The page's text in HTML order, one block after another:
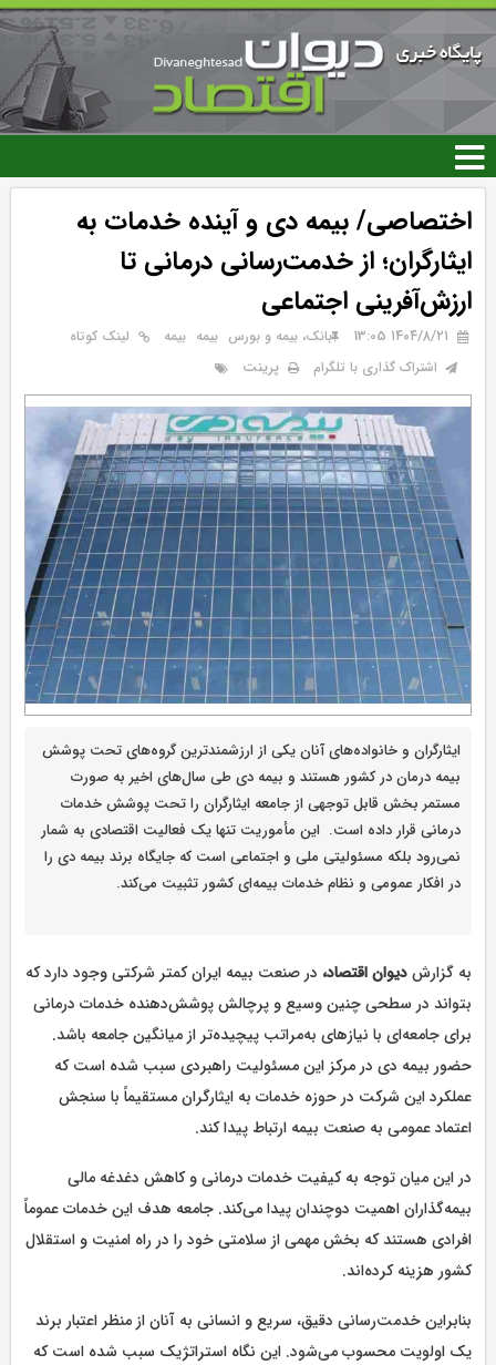
رفتن
محتوای
اصلی
اختصاصی/ بیمه دی و آینده خدمات به
ایثارگران؛ از خدمت‌رسانی درمانی تا
ارزش‌آفرینی اجتماعی
۱۴۰۴/۸/۲۱ 13:05 بانک، بیمه و بورس بيمه بیمه
لینک کوتاه
اشتراک گذاری با تلگرام
پرینت
ایثارگران و خانواده‌های آنان یکی از ارزشمندترین گروه‌های تحت پوشش
بیمه درمان در کشور هستند و بیمه دی طی سال‌های اخیر به صورت
مستمر بخش قابل توجهی از جامعه ایثارگران را تحت پوشش خدمات
درمانی قرار داده است. این مأموریت تنها یک فعالیت اقتصادی به شمار
نمی‌رود بلکه مسئولیتی ملی و اجتماعی است که جایگاه برند بیمه دی را
در افکار عمومی و نظام خدمات بیمه‌ای کشور تثبیت می‌کند.
به گزارشدیوان اقتصاد، در صنعت بیمه ایران کمتر شرکتی وجود دارد که
بتواند در سطحی چنین وسیع و پرچالش پوشش‌دهنده خدمات درمانی
برای جامعه‌ای با نیازهای به‌مراتب پیچیده‌تر از میانگین جامعه باشد.
حضور بیمه دی در مرکز این مسئولیت راهبردی سبب شده است که
عملکرد این شرکت در حوزه خدمات به ایثارگران مستقیماً با سنجش
اعتماد عمومی به صنعت بیمه ارتباط پیدا کند.
در این میان توجه به کیفیت خدمات درمانی و کاهش دغدغه مالی
بیمه‌گذاران اهمیت دوچندان پیدا می‌کند. جامعه هدف این خدمات عموماً
افرادی هستند که بخش مهمی از سلامتی خود را در راه امنیت و استقلال
کشور هزینه کرده‌اند.
بنابراین خدمت‌رسانی دقیق، سریع و انسانی به آنان از منظر اعتبار برند
یک اولویت محسوب می‌شود. این نگاه استراتژیک سبب شده است که